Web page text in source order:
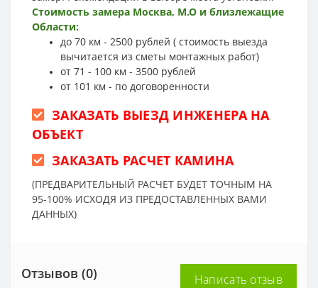
Стоимость замера Москва, М.О и близлежащие
Области:
до 70 км - 2500 рублей ( стоимость выезда
вычитается из сметы монтажных работ)
от 71 - 100 км - 3500 рублей
от 101 км - по договоренности
ЗАКАЗАТЬ ВЫЕЗД ИНЖЕНЕРА НА
ОБЪЕКТ
ЗАКАЗАТЬ РАСЧЕТ КАМИНА
(ПРЕДВАРИТЕЛЬНЫЙ РАСЧЕТ БУДЕТ ТОЧНЫМ НА
95-100% ИСХОДЯ ИЗ ПРЕДОСТАВЛЕННЫХ ВАМИ
ДАННЫХ)
Отзывов (0) Написать отзыв